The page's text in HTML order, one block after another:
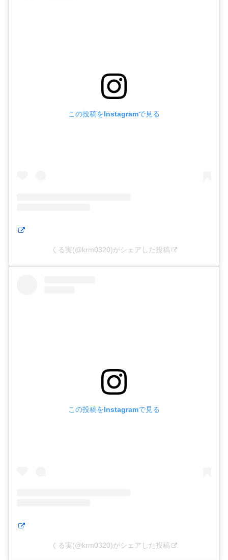
この投稿をInstagramで見る
くる実(@krm0320)がシェアした投稿
この投稿をInstagramで見る
くる実(@krm0320)がシェアした投稿